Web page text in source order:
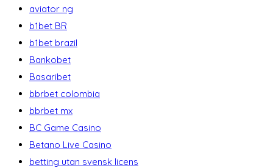
aviator ng
b1bet BR
b1bet brazil
Bankobet
Basaribet
bbrbet colombia
bbrbet mx
BC Game Casino
Betano Live Casino
betting utan svensk licens